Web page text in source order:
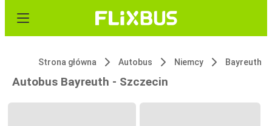
Strona główna Autobus Niemcy Bayreuth
Autobus Bayreuth - Szczecin